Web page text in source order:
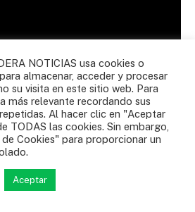
NOTICIAS usa cookies o
almacenar, acceder y procesar
su visita en este sitio web. Para
más relevante recordando sus
Al hacer clic en "Aceptar
TODAS las cookies. Sin embargo,
Cookies" para proporcionar un
Aceptar